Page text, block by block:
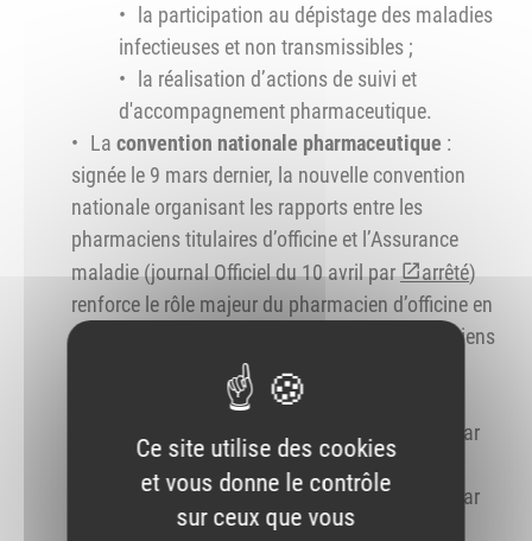
la participation au dépistage des maladies
infectieuses et non transmissibles ;
la réalisation d’actions de suivi et
d'accompagnement pharmaceutique.
La convention nationale pharmaceutique :
signée le 9 mars dernier, la nouvelle convention
nationale organisant les rapports entre les
pharmaciens titulaires d’officine et l’Assurance
maladie (journal Officiel du 10 avril par
arrêté)
renforce le rôle majeur du pharmacien d’officine en
tant qu’acteur de santé publique. Les pharmaciens
volontaires peuvent accompagner les patients
patients sous traitements chroniques par
anticoagulants oraux ;
patients sous traitements chroniques par
corticoïdes inhalés pour l'asthme ;
Ce site utilise des cookies
et vous donne le contrôle
sur ceux que vous